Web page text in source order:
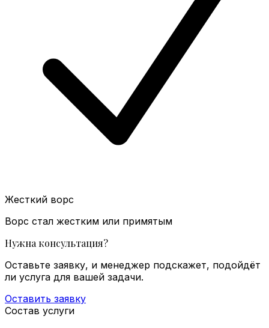
Жесткий ворс
Ворс стал жестким или примятым
Нужна консультация?
Оставьте заявку, и менеджер подскажет, подойдёт
ли услуга для вашей задачи.
Оставить заявку
Состав услуги